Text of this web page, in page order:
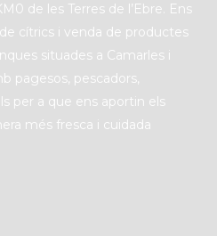
de les Terres de l’Ebre. Ens
cítrics i venda de productes
situades a Camarles i
pagesos, pescadors,
per a que ens aportin els
més fresca i cuidada